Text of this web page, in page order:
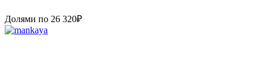
Долями по 26 320₽